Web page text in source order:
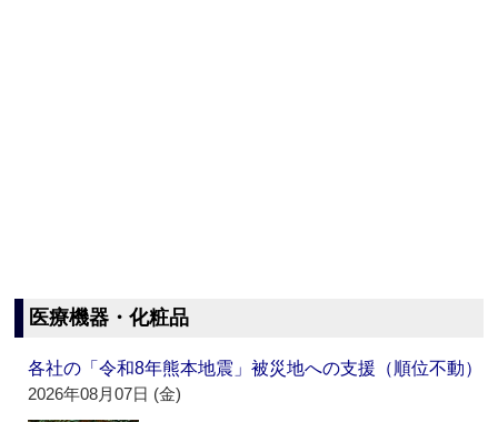
医療機器・化粧品
各社の「令和8年熊本地震」被災地への支援（順位不動）
2026年08月07日 (金)